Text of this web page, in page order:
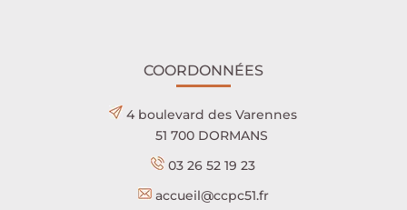
COORDONNÉES
4 boulevard des Varennes
51 700 DORMANS
03 26 52 19 23
accueil@ccpc51.fr